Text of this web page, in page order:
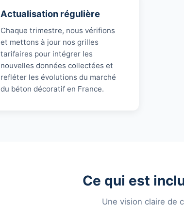
Actualisation régulière
Chaque trimestre, nous vérifions
et mettons à jour nos grilles
tarifaires pour intégrer les
nouvelles données collectées et
refléter les évolutions du marché
du béton décoratif en France.
Ce qui est
Une vision claire de